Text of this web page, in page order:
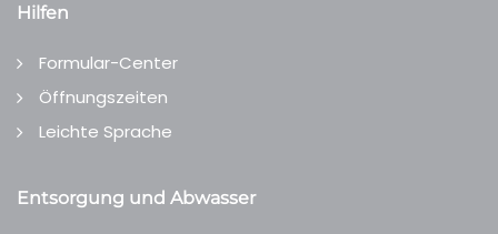
Hilfen
Formular-Center
Öffnungszeiten
Leichte Sprache
Entsorgung und Abwasser